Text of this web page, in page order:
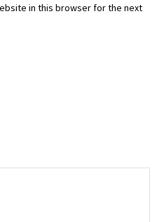
in this browser for the next